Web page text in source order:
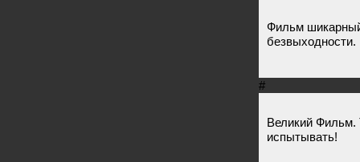
Фильм
безвыходности.
#
Великий Фильм.
испытывать!